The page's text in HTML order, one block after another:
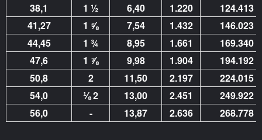
38,1
1 ½ 6,40 1.220
124.413
41,27
1 ⅝ 7,54 1.432
146.023
44,45
1 ¾ 8,95 1.661
169.340
47,6
1 ⅞ 9,98 1.904
194.192
50,8
2 11,50 2.197
224.015
54,0
⅛ 2 13,00 2.451
249.922
56,0
- 13,87 2.636 268.778